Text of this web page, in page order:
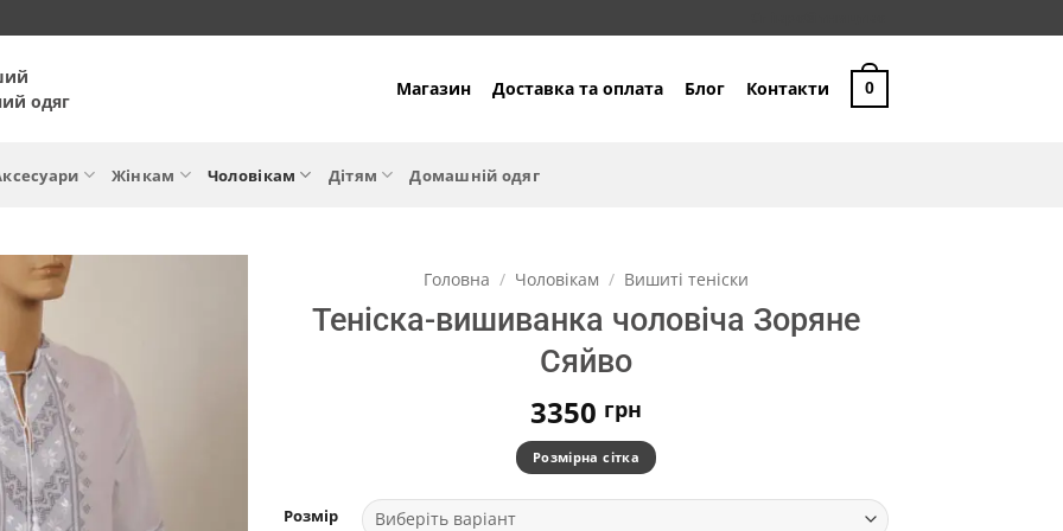
одяг
Магазин Доставка та оплата Блог Контакти 0
Жінкам Чоловікам Дітям Домашній одяг
Головна / Чоловікам / Вишиті теніски
Теніска-вишиванка чоловіча Зоряне
Сяйво
3350 грн
Розмірна сітка
Розмір